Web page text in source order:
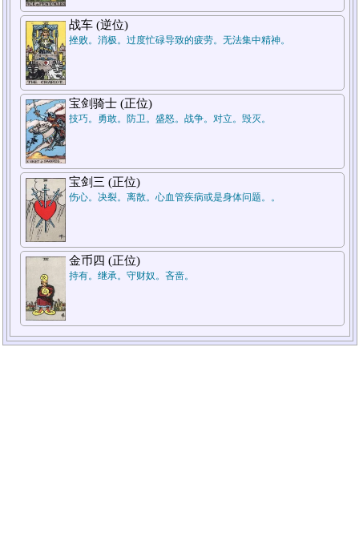
1.过去
战车 (逆位)
挫败。消极。过度忙碌导致的疲劳。无法集中精神。
宝剑骑士 (正位)
技巧。勇敢。防卫。盛怒。战争。对立。毁灭。
宝剑三 (正位)
伤心。决裂。离散。心血管疾病或是身体问题。。
金币四 (正位)
持有。继承。守财奴。吝啬。